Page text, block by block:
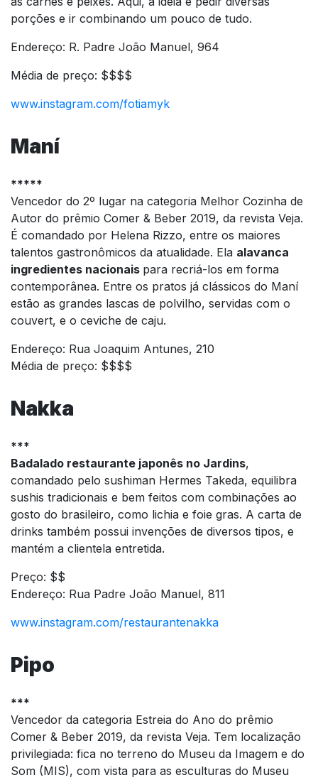
porções e ir combinando um pouco de tudo.
Endereço: R. Padre João Manuel, 964
Média de preço: $$$$
www.instagram.com/fotiamyk
Maní
*****
Vencedor do 2º lugar na categoria Melhor Cozinha de
Autor do prêmio Comer & Beber 2019, da revista Veja.
É comandado por Helena Rizzo, entre os maiores
talentos gastronômicos da atualidade. Ela alavanca
ingredientes nacionais para recriá-los em forma
contemporânea. Entre os pratos já clássicos do Maní
estão as grandes lascas de polvilho, servidas com o
couvert, e o ceviche de caju.
Endereço: Rua Joaquim Antunes, 210
Média de preço: $$$$
Nakka
***
Badalado restaurante japonês no Jardins,
comandado pelo sushiman Hermes Takeda, equilibra
sushis tradicionais e bem feitos com combinações ao
gosto do brasileiro, como lichia e foie gras. A carta de
drinks também possui invenções de diversos tipos, e
mantém a clientela entretida.
Preço: $$
Endereço: Rua Padre João Manuel, 811
www.instagram.com/restaurantenakka
Pipo
***
Vencedor da categoria Estreia do Ano do prêmio
Comer & Beber 2019, da revista Veja. Tem localização
privilegiada: fica no terreno do Museu da Imagem e do
Som (MIS), com vista para as esculturas do Museu